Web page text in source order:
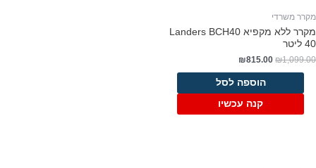
משרדי
מקרר ‏ללא מקפיא Landers BCH40
₪
₪815.00
הוספה לסל
קנה עכשיו